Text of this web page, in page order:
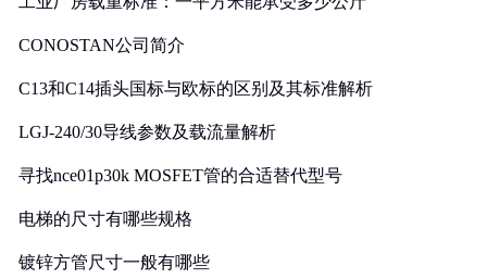
CONOSTAN公司简介
C13和C14插头国标与欧标的区别及其标准解析
LGJ-240/30导线参数及载流量解析
寻找nce01p30k MOSFET管的合适替代型号
电梯的尺寸有哪些规格
镀锌方管尺寸一般有哪些